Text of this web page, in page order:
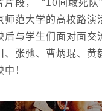
师范大学的高校路
后与学生们面对面
、张弛、曹炳琨、
！